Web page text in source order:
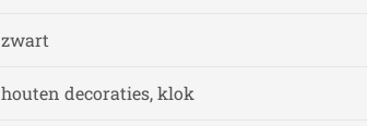
zwart
houten decoraties, klok